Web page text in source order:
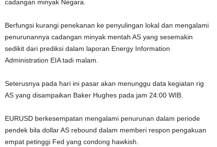
cadangan minyak Negara.
Berfungsi kurangi penekanan ke penyulingan lokal dan mengalami
penurunannya cadangan minyak mentah AS yang sesemakin
sedikit dari prediksi dalam laporan Energy Information
Administration EIA tadi malam.
Seterusnya pada hari ini pasar akan menunggu data kegiatan rig
AS yang disampaikan Baker Hughes pada jam 24:00 WIB.
EURUSD berkesempatan mengalami penurunan dalam periode
pendek bila dollar AS rebound dalam memberi respon pengakuan
empat petinggi Fed yang condong hawkish.